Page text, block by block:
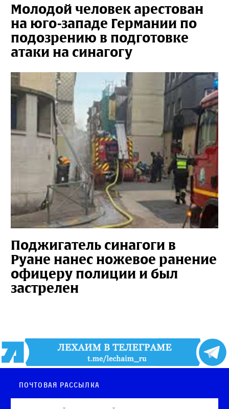
Молодой человек арестован
на юго-западе Германии по
подозрению в подготовке
атаки на синагогу
Поджигатель синагоги в
Руане нанес ножевое ранение
офицеру полиции и был
застрелен
Почтовая рассылка